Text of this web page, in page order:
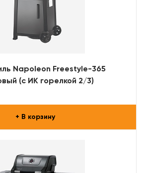
Napoleon Freestyle-365
(с ИК горелкой 2/3)
+ В корзину